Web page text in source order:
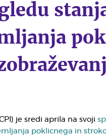
je sredi aprila na svoji
poklicnega in